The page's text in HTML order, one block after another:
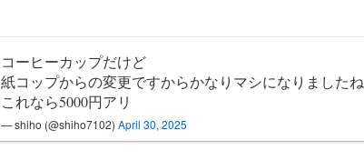
コーヒーカップだけど
紙コップからの変更ですからかなりマシになりましたね
これなら5000円アリ
— shiho (@shiho7102) April 30, 2025